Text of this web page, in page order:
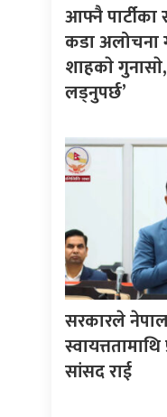
आफ्नै
कडा अलोचना
शाहकाे
लड्नुपर्छ’
सरकारले नेपाल
सांसद राई